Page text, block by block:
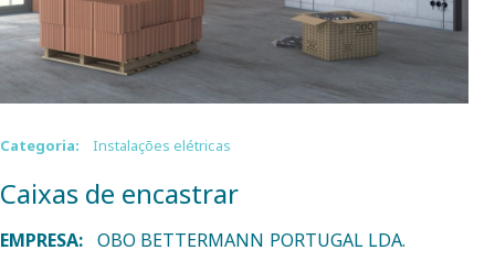
Categoria: Instalações elétricas
Caixas de encastrar
EMPRESA: OBO BETTERMANN PORTUGAL LDA.